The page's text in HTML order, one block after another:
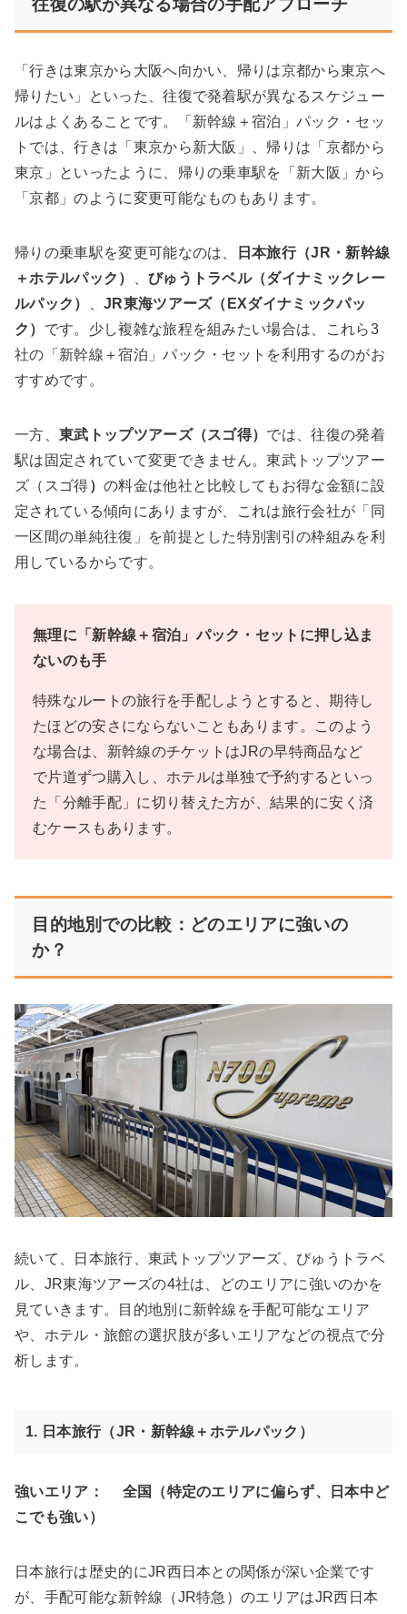
往復の駅が異なる場合の手配アプローチ
「行きは東京から大阪へ向かい、帰りは京都から東京へ
帰りたい」といった、往復で発着駅が異なるスケジュー
ルはよくあることです。「新幹線＋宿泊」パック・セッ
トでは、行きは「東京から新大阪」、帰りは「京都から
東京」といったように、帰りの乗車駅を「新大阪」から
「京都」のように変更可能なものもあります。
帰りの乗車駅を変更可能なのは、
日本旅行（JR・新幹線
＋ホテルパック）
びゅうトラベル（ダイナミックレー
ルパック）
JR東海ツアーズ（EXダイナミックパッ
ク） です。少し複雑な旅程を組みたい場合は、これら3
社の「新幹線＋宿泊」パック・セットを利用するのがお
すすめです。
一方、 東武トップツアーズ（スゴ得） では、往復の発着
駅は固定されていて変更できません。東武トップツアー
ズ（スゴ得） の料金は他社と比較してもお得な金額に設
定されている傾向にありますが、これは旅行会社が「同
一区間の単純往復」を前提とした特別割引の枠組みを利
用しているからです。
無理に「新幹線＋宿泊」パック・セットに押し込ま
ないのも手
特殊なルートの旅行を手配しようとすると、期待し
たほどの安さにならないこともあります。このよう
な場合は、新幹線のチケットはJRの早特商品など
で片道ずつ購入し、ホテルは単独で予約するといっ
た「分離手配」に切り替えた方が、結果的に安く済
むケースもあります。
目的地別での比較：どのエリアに強いの
か？
続いて、日本旅行、東武トップツアーズ、びゅうトラベ
ル、JR東海ツアーズの4社は、どのエリアに強いのかを
見ていきます。目的地別に新幹線を手配可能なエリア
や、ホテル・旅館の選択肢が多いエリアなどの視点で分
析します。
1. 日本旅行（JR・新幹線＋ホテルパック）
強いエリア：
全国（特定のエリアに偏らず、日本中ど
こでも強い）
日本旅行は歴史的にJR西日本との関係が深い企業です
が、手配可能な新幹線（JR特急）のエリアはJR西日本